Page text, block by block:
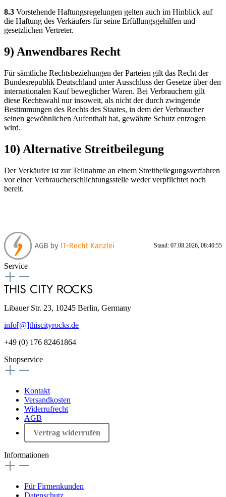
8.3 Vorstehende Haftungsregelungen gelten auch im Hinblick auf
die Haftung des Verkäufers für seine Erfüllungsgehilfen und
gesetzlichen Vertreter.
9) Anwendbares Recht
Für sämtliche Rechtsbeziehungen der Parteien gilt das Recht der
Bundesrepublik Deutschland unter Ausschluss der Gesetze über den
internationalen Kauf beweglicher Waren. Bei Verbrauchern gilt
diese Rechtswahl nur insoweit, als nicht der durch zwingende
Bestimmungen des Rechts des Staates, in dem der Verbraucher
seinen gewöhnlichen Aufenthalt hat, gewährte Schutz entzogen
wird.
10) Alternative Streitbeilegung
Der Verkäufer ist zur Teilnahme an einem Streitbeilegungsverfahren
vor einer Verbraucherschlichtungsstelle weder verpflichtet noch
bereit.
Stand: 07.08.2026, 08:40:55
Service
Libauer Str. 23, 10245 Berlin, Germany
info[@]thiscityrocks.de
+49 (0) 176 82461864
Shopservice
Kontakt
Versandkosten
Widerrufrecht
AGB
Vertrag widerrufen
Informationen
Für Firmenkunden